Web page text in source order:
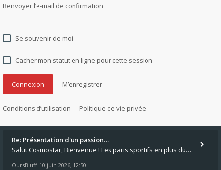
Renvoyer l’e-mail de confirmation
Se souvenir de moi
Cacher mon statut en ligne pour cette session
M’enregistrer
Conditions d’utilisation Politique de vie privée
Re: Présentation d'un passion…
Salut Cosmostar, Bienvenue ! Les paris sportifs en plus du poker, c'est ce que je fais aussi. Surtout la NBA, je mise su
OursBluff, 10 juin 2026, 12:50